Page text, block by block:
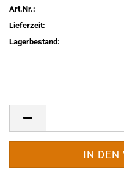
Art.Nr.:
Lieferzeit:
Lagerbestand: